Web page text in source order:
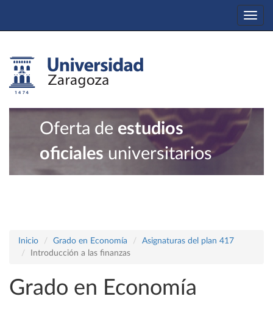
Oferta de estudios
oficiales universitarios
Inicio Grado en Economía
Asignaturas del plan 417
Introducción a las finanzas
Grado en Economía